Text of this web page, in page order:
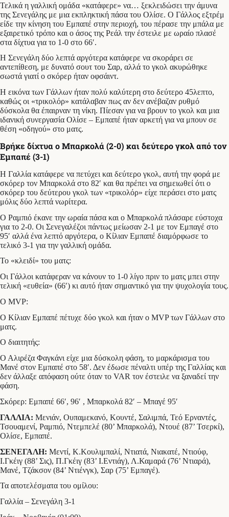
Τελικά η γαλλική ομάδα «κατάφερε» να… ξεκλειδώσει την άμυνα
της Σενεγάλης με μια εκπληκτική πάσα του Ολίσε. Ο Γάλλος εξτρέμ
είδε την κίνηση του Εμπαπέ στην περιοχή, του πέρασε την μπάλα με
εξαιρετικό τρόπο και ο άσος της Ρεάλ την έστειλε με ωραίο πλασέ
στα δίχτυα για το 1-0 στο 66′.
Η Σενεγάλη δύο λεπτά αργότερα κατάφερε να σκοράρει σε
αντεπίθεση, με δυνατό σουτ του Σαρ, αλλά το γκολ ακυρώθηκε
σωστά γιατί ο σκόρερ ήταν οφσάιντ.
Η εικόνα των Γάλλων ήταν πολύ καλύτερη στο δεύτερο 45λεπτο,
καθώς οι «τρικολόρ» κατάλαβαν πως αν δεν ανέβαζαν ρυθμό
δύσκολα θα έπαιρναν τη νίκη. Πίεσαν για να βρουν το γκολ και μια
ιδανική συνεργασία Ολίσε – Εμπαπέ ήταν αρκετή για να μπουν σε
θέση «οδηγού» στο ματς.
Βρήκε δίχτυα ο Μπαρκολά (2-0) και δεύτερο γκολ από τον
Εμπαπέ (3-1)
Η Γαλλία κατάφερε να πετύχει και δεύτερο γκολ, αυτή την φορά με
σκόρερ τον Μπαρκολά στο 82′ και θα πρέπει να σημειωθεί ότι ο
σκόρερ του δεύτερου γκολ των «τρικολόρ» είχε περάσει στο ματς
μόλις δύο λεπτά νωρίτερα.
Ο Ραμπιό έκανε την ωραία πάσα και ο Μπαρκολά πλάσαρε εύστοχα
για το 2-0. Οι Σενεγαλέζοι πάντως μείωσαν 2-1 με τον Εμπαγέ στο
95′ αλλά ένα λεπτό αργότερα, ο Κίλιαν Εμπαπέ διαμόρφωσε το
τελικό 3-1 για την γαλλική ομάδα.
Το «κλειδί» του ματς:
Οι Γάλλοι κατάφεραν να κάνουν το 1-0 λίγο πριν το ματς μπει στην
τελική «ευθεία» (66′) κι αυτό ήταν σημαντικό για την ψυχολογία τους.
Ο MVP:
Ο Κίλιαν Εμπαπέ πέτυχε δύο γκολ και ήταν ο MVP των Γάλλων στο
ματς.
Ο διαιτητής:
Ο Αλιρέζα Φαγκάνι είχε μια δύσκολη φάση, το μαρκάρισμα του
Μανέ στον Εμπαπέ στο 58′. Δεν έδωσε πέναλτι υπέρ της Γαλλίας και
δεν άλλαξε απόφαση ούτε όταν το VAR τον έστειλε να ξαναδεί την
φάση.
Σκόρερ: Εμπαπέ 66′, 96′ , Μπαρκολά 82′ – Μπαγέ 95′
ΓΑΛΛΙΑ: Μενιάν, Ουπαμεκανό, Κουντέ, Σαλιμπά, Τεό Ερναντές,
Τσουαμενί, Ραμπιό, Ντεμπελέ (80’ Μπαρκολά), Ντουέ (87’ Τσερκί),
Ολίσε, Εμπαπέ.
ΣΕΝΕΓΑΛΗ: Μεντί, Κ.Κουλιμπαλί, Ντιατά, Νιακατέ, Ντιούφ,
Ι.Γκέιγ (88’ Σις), Π.Γκέιγ (83’ Ι.Εντιάγ), Λ.Καμαρά (76’ Ντιαρά),
Μανέ, Τζάκσον (84’ Ντιένγκ), Σαρ (75’ Εμπαγέ).
Τα αποτελέσματα του ομίλου:
Γαλλία – Σενεγάλη 3-1